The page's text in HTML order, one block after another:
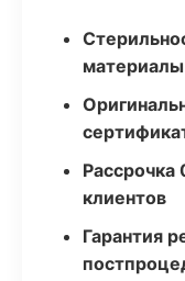
материалы
Рассрочка
клиентов
Гарантия